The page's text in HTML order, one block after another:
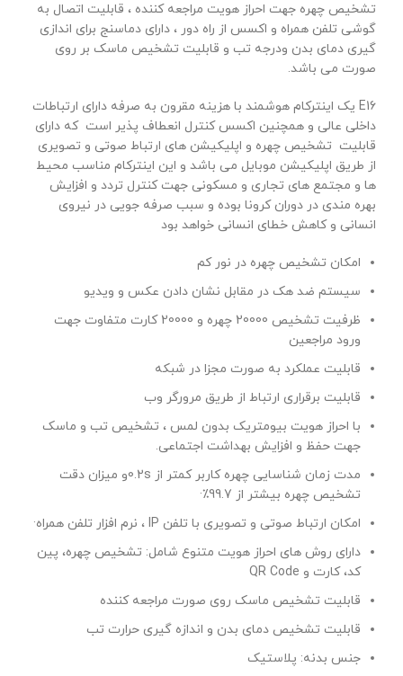
تشخیص چهره جهت احراز هویت مراجعه کننده ، قابلیت اتصال به
گوشی تلفن همراه و اکسس از راه دور ، دارای دماسنج برای اندازی
گیری دمای بدن ودرجه تب و قابلیت تشخیص ماسک بر روی
صورت می باشد.
E16 یک اینترکام هوشمند با هزینه مقرون به صرفه دارای ارتباطات
داخلی عالی و همچنین اکسس کنترل انعطاف پذیر است که دارای
قابلیت تشخیص چهره و اپلیکیشن های ارتباط صوتی و تصویری
از طریق اپلیکیشن موبایل می باشد و این اینترکام مناسب محیط
ها و مجتمع های تجاری و مسکونی جهت کنترل تردد و افزایش
بهره مندی در دوران کرونا بوده و سبب صرفه جویی در نیروی
انسانی و کاهش خطای انسانی خواهد بود
امکان تشخیص چهره در نور کم
سیستم ضد هک در مقابل نشان دادن عکس و ویدیو
ظرفیت تشخیص 20000 چهره و 20000 کارت متفاوت جهت
ورود مراجعین
قابلیت عملکرد به صورت مجزا در شبکه
قابلیت برقراری ارتباط از طریق مرورگر وب
با احراز هویت بیومتریک بدون لمس ، تشخیص تب و ماسک
جهت حفظ و افزایش بهداشت اجتماعی.
مدت زمان شناسایی چهره کاربر کمتر از 0.2sو میزان دقت
تشخیص چهره بیشتر از 99.7٪·
امکان ارتباط صوتی و تصویری با تلفن IP ، نرم افزار تلفن همراه·
دارای روش های احراز هویت متنوع شامل: تشخیص چهره، پین
کد، کارت و QR Code
قابلیت تشخیص ماسک روی صورت مراجعه کننده
قابلیت تشخیص دمای بدن و اندازه گیری حرارت تب
جنس بدنه: پلاستیک